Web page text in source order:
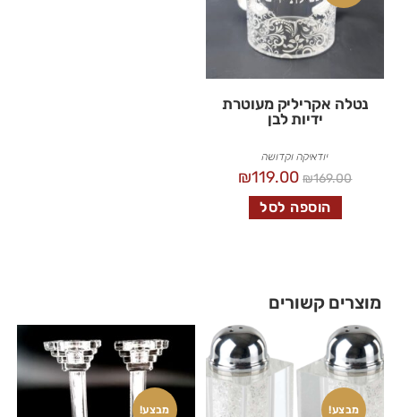
נטלה אקריליק מעוטרת
ידיות לבן
יודאיקה וקדושה
₪169.00
₪119.00
הוספה לסל
מוצרים קשורים
מבצע! מבצע!